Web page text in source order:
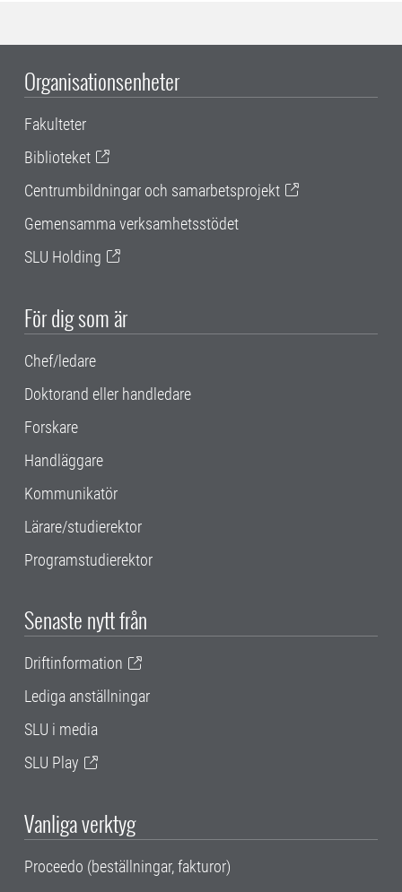
Organisationsenheter
Fakulteter
Biblioteket
Centrumbildningar och samarbetsprojekt
Gemensamma verksamhetsstödet
SLU Holding
För dig som är
Chef/ledare
Doktorand eller handledare
Forskare
Handläggare
Kommunikatör
Lärare/studierektor
Programstudierektor
Senaste nytt från
Driftinformation
Lediga anställningar
SLU i media
SLU Play
Vanliga verktyg
Proceedo (beställningar, fakturor)